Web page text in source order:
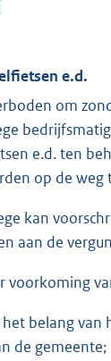
e.d.
om
e.d. ten
op de weg
kan
aan de
voorkoming
belang van
de gemeente;